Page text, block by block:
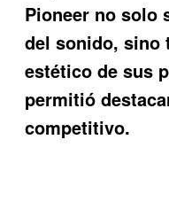
Pioneer no solo
del sonido, sino
estético de sus
permitió
competitivo.